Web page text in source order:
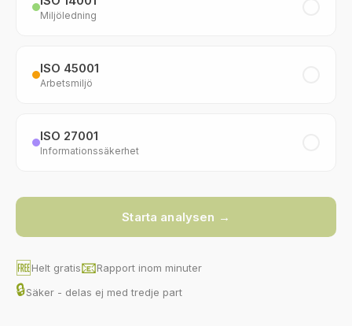
Miljöledning
ISO 45001
Arbetsmiljö
ISO 27001
Informationssäkerhet
Starta analysen →
🆓Helt gratis📧Rapport inom minuter
🔒Säker - delas ej med tredje part